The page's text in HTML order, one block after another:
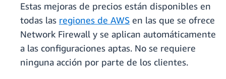
Estas mejoras de precios están disponibles en
todas las regiones de AWS en las que se ofrece
Network Firewall y se aplican automáticamente
a las configuraciones aptas. No se requiere
ninguna acción por parte de los clientes.